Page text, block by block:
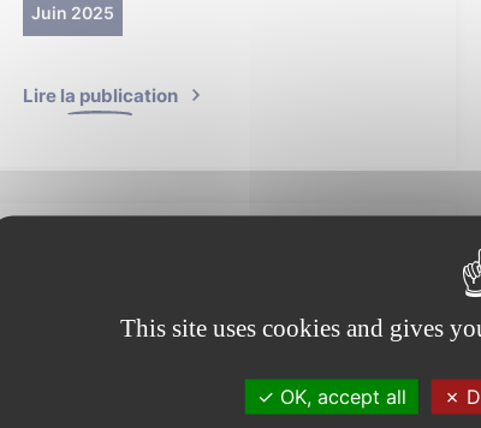
Juin 2025
Lire la publication
This site uses cookies and gives
OK, accept all